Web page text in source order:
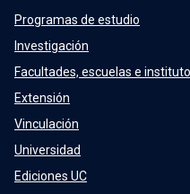
Programas de estudio
Investigación
Facultades, escuelas e
Extensión
Vinculación
Universidad
Ediciones UC